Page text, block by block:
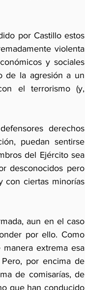
por Castillo estos
violenta
y sociales
de la agresión a un
el terrorismo (y,
derechos
puedan sentirse
del Ejército sea
desconocidos pero
con ciertas minorías
aun en el caso
por ello. Como
extrema esa
por encima de
de comisarías, de
que han conducido